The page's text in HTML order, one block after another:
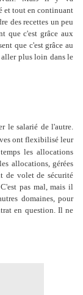
et tout en continuant
des recettes un peu
que c'est grâce aux
que c'est grâce au
plus loin dans le
le salarié de l'autre.
ont flexibilisé leur
les allocations
allocations, gérées
de volet de sécurité
pas mal, mais il
domaines, pour
en question. Il ne